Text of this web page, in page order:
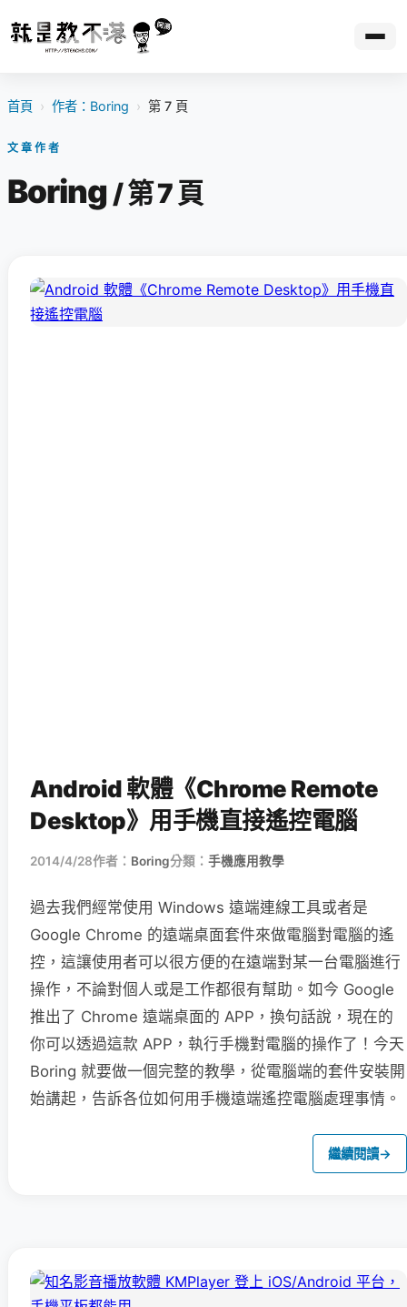
首頁 › 作者：Boring › 第 7 頁
文章作者
Boring / 第 7 頁
Android 軟體《Chrome Remote
Desktop》用手機直接遙控電腦
2014/4/28作者： Boring分類： 手機應用教學
過去我們經常使用 Windows 遠端連線工具或者是
Google Chrome 的遠端桌面套件來做電腦對電腦的遙
控，這讓使用者可以很方便的在遠端對某一台電腦進行
操作，不論對個人或是工作都很有幫助。如今 Google
推出了 Chrome 遠端桌面的 APP，換句話說，現在的
你可以透過這款 APP，執行手機對電腦的操作了！今天
Boring 就要做一個完整的教學，從電腦端的套件安裝開
始講起，告訴各位如何用手機遠端遙控電腦處理事情。
繼續閱讀→